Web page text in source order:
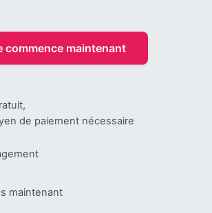
commence maintenant
de paiement nécessaire
maintenant